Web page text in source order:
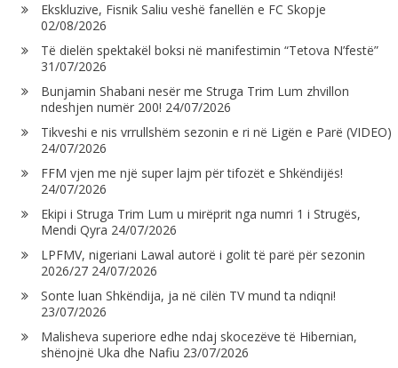
Ekskluzive, Fisnik Saliu veshë fanellën e FC Skopje
02/08/2026
Të dielën spektakël boksi në manifestimin “Tetova N’festë”
31/07/2026
Bunjamin Shabani nesër me Struga Trim Lum zhvillon
ndeshjen numër 200! 24/07/2026
Tikveshi e nis vrrullshëm sezonin e ri në Ligën e Parë (VIDEO)
24/07/2026
FFM vjen me një super lajm për tifozët e Shkëndijës!
24/07/2026
Ekipi i Struga Trim Lum u mirëprit nga numri 1 i Strugës,
Mendi Qyra 24/07/2026
LPFMV, nigeriani Lawal autorë i golit të parë për sezonin
2026/27 24/07/2026
Sonte luan Shkëndija, ja në cilën TV mund ta ndiqni!
23/07/2026
Malisheva superiore edhe ndaj skocezëve të Hibernian,
shënojnë Uka dhe Nafiu 23/07/2026